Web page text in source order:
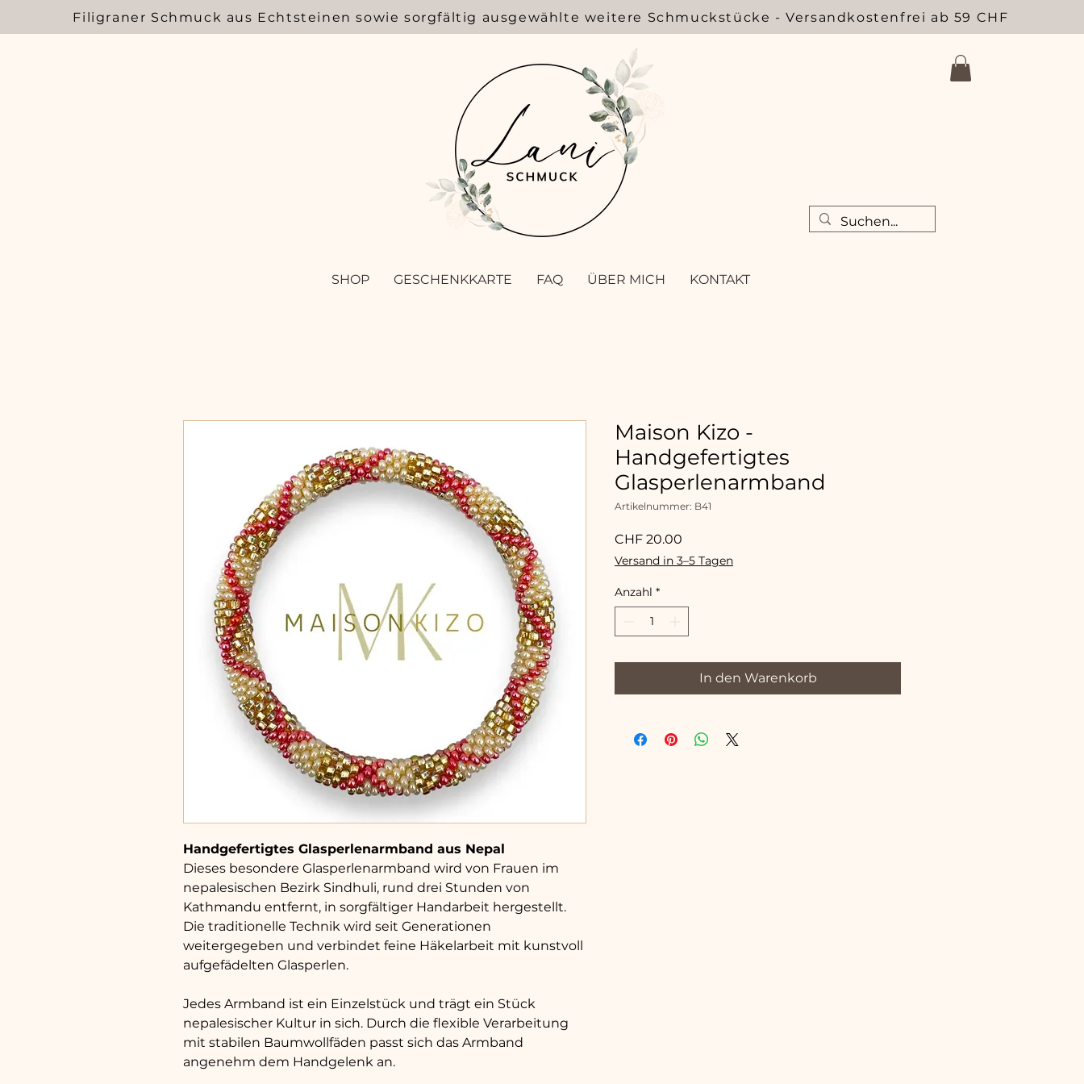
Filigraner Schmuck aus Echtsteinen sowie sorgfältig ausgewählte weitere Schmuckstücke - Versandkostenfrei ab 59 CHF
SHOP GESCHENKKARTE FAQ ÜBER MICH KONTAKT
Handgefertigtes Glasperlenarmband aus Nepal
Dieses besondere Glasperlenarmband wird von Frauen im
nepalesischen Bezirk Sindhuli, rund drei Stunden von
Kathmandu entfernt, in sorgfältiger Handarbeit hergestellt.
Die traditionelle Technik wird seit Generationen
weitergegeben und verbindet feine Häkelarbeit mit kunstvoll
aufgefädelten Glasperlen.
Jedes Armband ist ein Einzelstück und trägt ein Stück
nepalesischer Kultur in sich. Durch die flexible Verarbeitung
mit stabilen Baumwollfäden passt sich das Armband
angenehm dem Handgelenk an.
Maison Kizo -
Handgefertigtes
Glasperlenarmband
Artikelnummer: B41
CHF 20.00
Versand in 3–5 Tagen
Anzahl *
In den Warenkorb